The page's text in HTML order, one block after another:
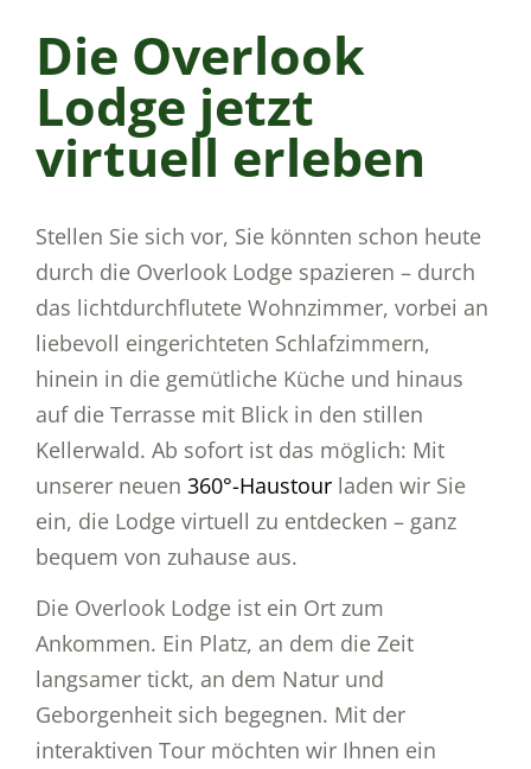
Die Overlook
Lodge jetzt
virtuell erleben
Stellen Sie sich vor, Sie könnten schon heute
durch die Overlook Lodge spazieren – durch
das lichtdurchflutete Wohnzimmer, vorbei an
liebevoll eingerichteten Schlafzimmern,
hinein in die gemütliche Küche und hinaus
auf die Terrasse mit Blick in den stillen
Kellerwald. Ab sofort ist das möglich: Mit
unserer neuen 360°-Haustour laden wir Sie
ein, die Lodge virtuell zu entdecken – ganz
bequem von zuhause aus.
Die Overlook Lodge ist ein Ort zum
Ankommen. Ein Platz, an dem die Zeit
langsamer tickt, an dem Natur und
Geborgenheit sich begegnen. Mit der
interaktiven Tour möchten wir Ihnen ein